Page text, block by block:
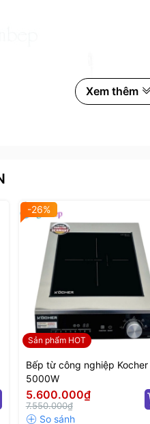
chén công nghiệp sóng
Xem thêm
Sản phẩm HOT
-26%
Bếp từ công nghiệp Kocher
5000W
5.600.000₫
7.550.000₫